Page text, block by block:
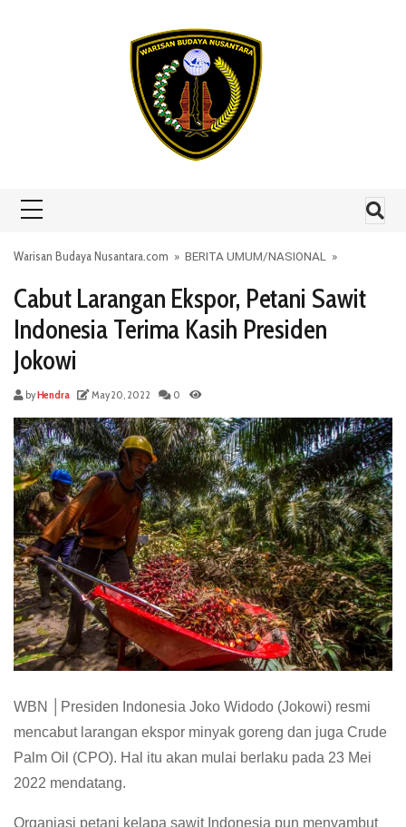
Warisan Budaya Nusantara.com » BERITA UMUM/NASIONAL »
Cabut Larangan Ekspor, Petani Sawit
Indonesia Terima Kasih Presiden
Jokowi
byHendra May 20, 2022 0
WBN │Presiden Indonesia Joko Widodo (Jokowi) resmi
mencabut larangan ekspor minyak goreng dan juga Crude
Palm Oil (CPO). Hal itu akan mulai berlaku pada 23 Mei
2022 mendatang.
Organiasi petani kelapa sawit Indonesia pun menyambut